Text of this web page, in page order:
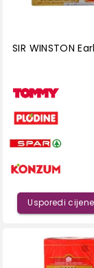
SIR WINSTON
Usporedi cijene